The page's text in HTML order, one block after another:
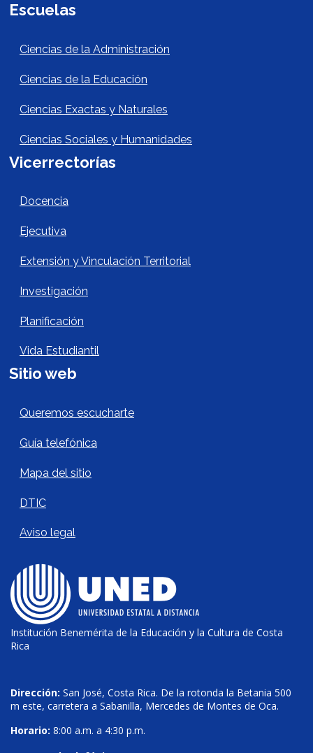
Escuelas
Escuelas Footer
Ciencias de la Administración
Ciencias de la Educación
Ciencias Exactas y Naturales
Ciencias Sociales y Humanidades
Vicerrectorías
Vicerrectorías
Docencia
Ejecutiva
Extensión y Vinculación Territorial
Investigación
Planificación
Vida Estudiantil
Sitio web
Sitio Web Footer
Queremos escucharte
Guía telefónica
Mapa del sitio
DTIC
Aviso legal
Institución Benemérita de la Educación y la Cultura de Costa
Rica
Dirección: San José, Costa Rica. De la rotonda la Betania 500
m este, carretera a Sabanilla, Mercedes de Montes de Oca.
Horario: 8:00 a.m. a 4:30 p.m.